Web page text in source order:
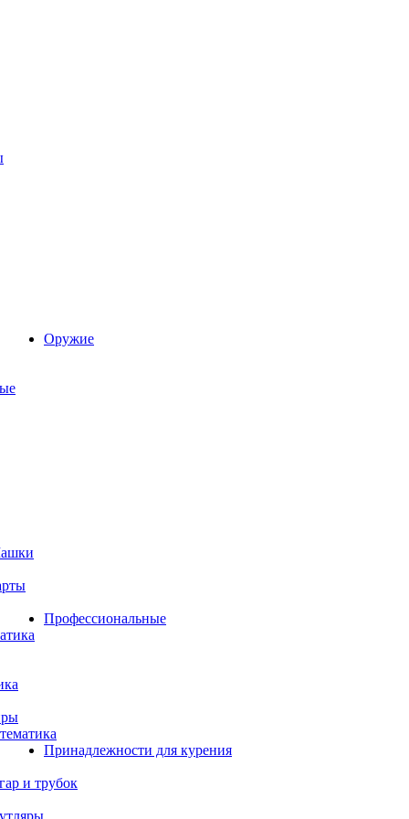
Оружие
Профессиональные
Принадлежности для курения
и трубок